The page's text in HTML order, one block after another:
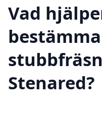
Vad
Stenared?